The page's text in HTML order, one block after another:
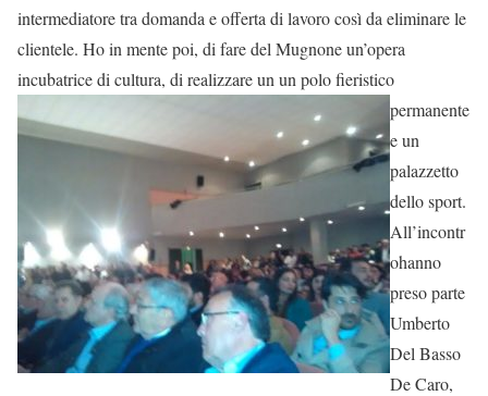
intermediatore tra domanda e offerta di lavoro così da eliminare le
clientele. Ho in mente poi, di fare del Mugnone un’opera
incubatrice di cultura, di realizzare un un polo fieristico
permanente
e un
palazzetto
dello sport.
All’incontr
ohanno
preso parte
Umberto
Del Basso
De Caro,